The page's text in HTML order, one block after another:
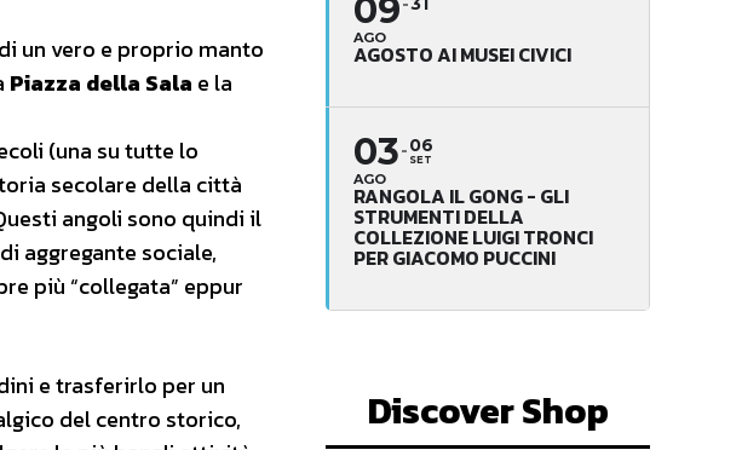
un vero e proprio manto
Piazza della Sala e la
(una su tutte lo
secolare della città
angoli sono quindi il
aggregante sociale,
più “collegata” eppur
e trasferirlo per un
del centro storico,
09
AGO
AGOSTO AI MUSEI CIVICI
03
AGO
06
SET
RANGOLA IL GONG - GLI
STRUMENTI DELLA
COLLEZIONE LUIGI TRONCI
PER GIACOMO PUCCINI
Discover Shop